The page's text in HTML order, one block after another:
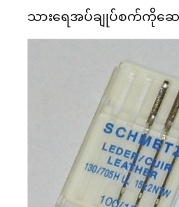
သားရေအပ်ချုပ်စက်ကိုဆ